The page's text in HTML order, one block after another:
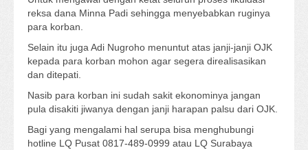
reksa dana Minna Padi sehingga menyebabkan ruginya
para korban.
Selain itu juga Adi Nugroho menuntut atas janji-janji OJK
kepada para korban mohon agar segera direalisasikan
dan ditepati.
Nasib para korban ini sudah sakit ekonominya jangan
pula disakiti jiwanya dengan janji harapan palsu dari OJK.
Bagi yang mengalami hal serupa bisa menghubungi
hotline LQ Pusat 0817-489-0999 atau LQ Surabaya